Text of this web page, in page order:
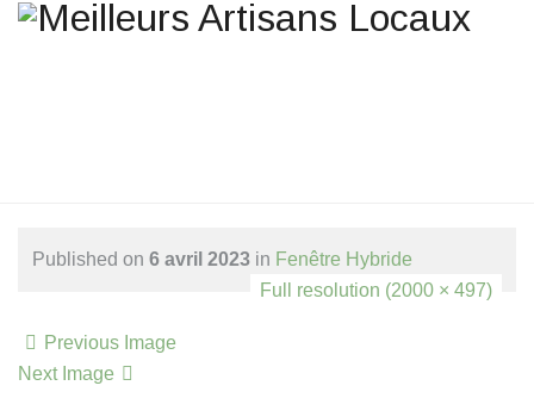
Toggle Menu
Published on 6 avril 2023 in Fenêtre Hybride
Full resolution (2000 × 497)
Previous Image
Next Image
Une question ? Un